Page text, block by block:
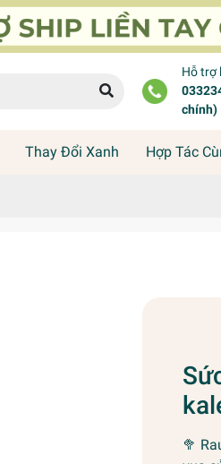
Hỗ trợ
chính)
Thay Đổi Xanh Hợp Tác
🥦